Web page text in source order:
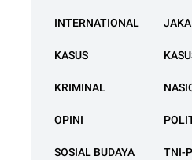
INTERNATIONAL
KASUS
KRIMINAL
OPINI
SOSIAL BUDAYA TNI-